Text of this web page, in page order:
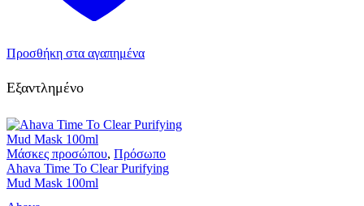
Προσθήκη στα αγαπημένα
Εξαντλημένο
Μάσκες προσώπου, Πρόσωπο
Ahava Time To Clear Purifying
Mud Mask 100ml